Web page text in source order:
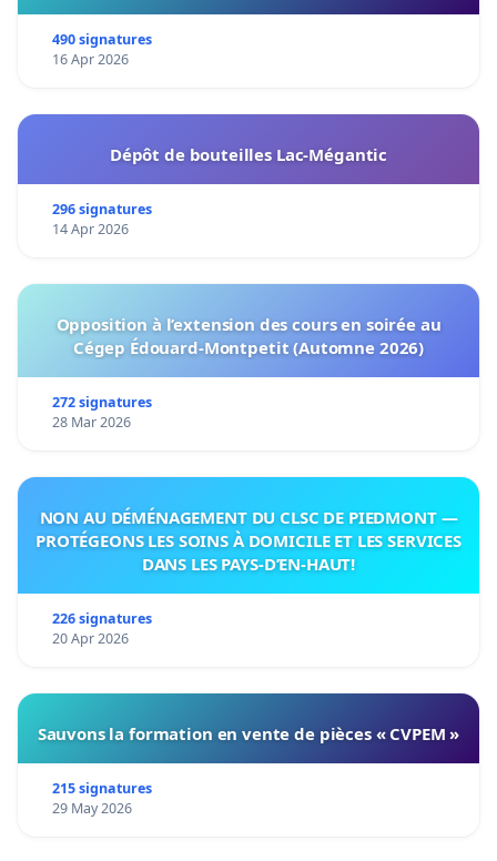
490 signatures
16 Apr 2026
Dépôt de bouteilles Lac-Mégantic
296 signatures
14 Apr 2026
Opposition à l’extension des cours en soirée au
Cégep Édouard-Montpetit (Automne 2026)
272 signatures
28 Mar 2026
NON AU DÉMÉNAGEMENT DU CLSC DE PIEDMONT —
PROTÉGEONS LES SOINS À DOMICILE ET LES SERVICES
DANS LES PAYS-D’EN-HAUT!
226 signatures
20 Apr 2026
Sauvons la formation en vente de pièces « CVPEM »
215 signatures
29 May 2026